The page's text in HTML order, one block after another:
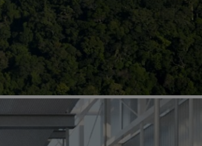
instituições
políticas, todos foram
à construção do
todo evidenciou a
política, sociedade, ambiente,
indicada no